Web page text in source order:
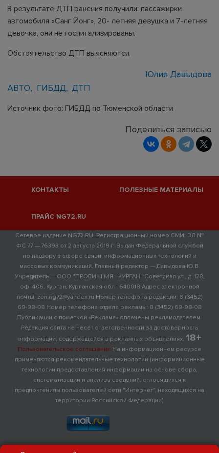
В результате ДТП ранения получили: пассажирки
автомобиля «Санг Йонг», 20- летняя девушка и 7-летняя
девочка, они не госпитализированы.
Обстоятельство ДТП выясняются.
Юлия Давыдова
АВТО
ГИБДД ДТП
Источник фото: ГИБДД по Тюменской области
Поделиться записью
КОНТАКТЫ ПОЛЕЗНЫЕ МАТЕРИАЛЫ
ПРАЙС NG72.RU
Сетевое издание NG72.RU. Регистрационный номер СМИ: ЭЛ №
ФС 77 — 76393 от 2 августа 2019 г. Выдан Федеральной службой
по надзору в сфере связи, информационных технологий и
массовых коммуникаций. Главный редактор — Давыдова Ю.В.
Учредитель — ООО "ПРОВИНЦИЯ - КУРГАН" Советская ул., д. 128,
оф. 406, Курган, Курганская обл., 640018 Адрес электронной
почты: zen.ng72@yandex.ru Номер телефона редакции: 8 (3452)
69-98-08 Номер телефона отдела рекламы: 8 (3452) 69-98-08
Публикации с пометкой «Реклама» оплачены рекламодателем.
Редакция сайта не несет ответственности за достоверность
информации, содержащейся в рекламных объявлениях. 18+
Пользовательское соглашение На информационном ресурсе
применяются рекомендательные технологии (информационные
технологии предоставления информации на основе сбора,
систематизации и анализа сведений, относящихся к
предпочтениям пользователей сети "Интернет", находящихся на
территории Российской Федерации)